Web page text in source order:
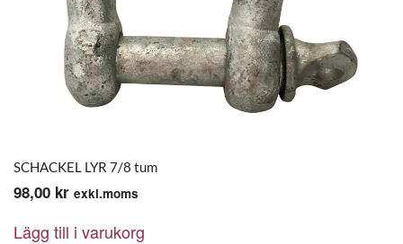
SCHACKEL LYR 7/8 tum
98,00 kr exkl.moms
Lägg till i varukorg